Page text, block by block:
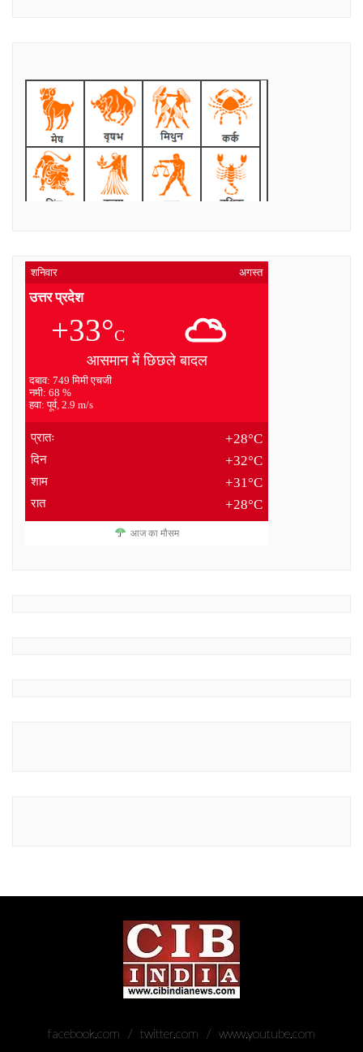
शनिवार अगस्त
उत्तर प्रदेश
+33°C
आसमान में छिछले बादल
दबाव: 749 मिमी एचजी
नमी: 68 %
हवा: पूर्व, 2.9 m/s
प्रातः +28°C
दिन +32°C
शाम +31°C
रात +28°C
आज का मौसम
facebook.com twitter.com www.youtube.com